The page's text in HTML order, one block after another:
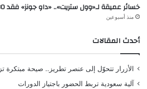
خسائر عميقة لـ«وول ستريت».. «داو جونز» فقد 580 نقطة
منذ أسبوعين
أحدث المقالات
الأزرار تتحوّل إلى عنصر تطريز.. صيحة مبتكرة تزين
آلية سعودية تربط الحضور باجتياز الدورات